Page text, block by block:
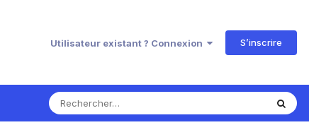
Utilisateur existant ? Connexion S’inscrire